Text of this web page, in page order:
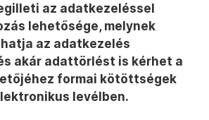
az adatkezeléssel
lehetősége, melynek
az adatkezelés
akár adattörlést is kérhet a
formai kötöttségek
levélben.